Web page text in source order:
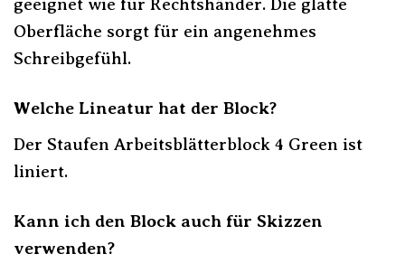
geeignet wie für Rechtshänder. Die glatte
Oberfläche sorgt für ein angenehmes
Schreibgefühl.
Welche Lineatur hat der Block?
Der Staufen Arbeitsblätterblock 4 Green ist
liniert.
Kann ich den Block auch für Skizzen
verwenden?